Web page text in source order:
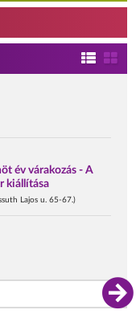
év várakozás - A
kiállítása
Lajos u. 65-67.)